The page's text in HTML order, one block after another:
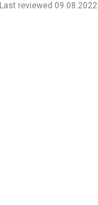
Last reviewed 09.08.2022